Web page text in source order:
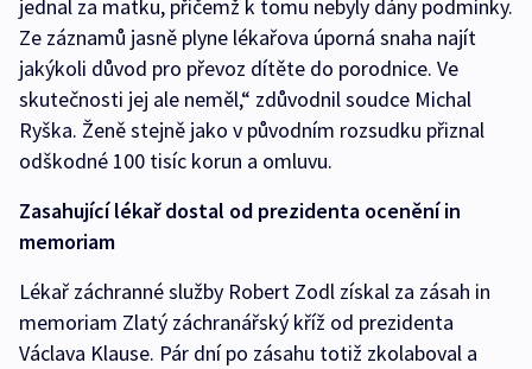
jednal za matku, přičemž k tomu nebyly dány podmínky.
Ze záznamů jasně plyne lékařova úporná snaha najít
jakýkoli důvod pro převoz dítěte do porodnice. Ve
skutečnosti jej ale neměl,“ zdůvodnil soudce Michal
Ryška. Ženě stejně jako v původním rozsudku přiznal
odškodné 100 tisíc korun a omluvu.
Zasahující lékař dostal od prezidenta ocenění in
memoriam
Lékař záchranné služby Robert Zodl získal za zásah in
memoriam Zlatý záchranářský kříž od prezidenta
Václava Klause. Pár dní po zásahu totiž zkolaboval a